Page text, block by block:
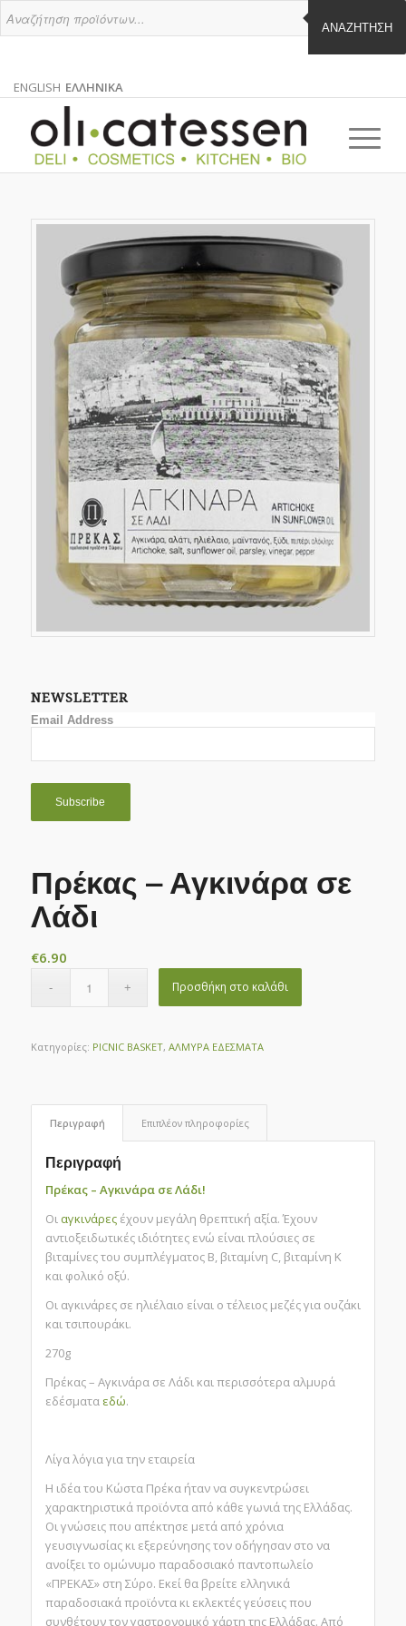
ΑΝΑΖΉΤΗΣΗ
ENGLISH
ΑΓΓΛΙΚΑ
ΕΛΛΗΝΙΚΑ
ΕΛΛΗΝΙΚΑ
EL
NEWSLETTER
Email Address
Πρέκας – Αγκινάρα σε
Λάδι
€6.90
Προσθήκη στο καλάθι
Κατηγορίες: PICNIC BASKET, ΑΛΜΥΡΑ ΕΔΕΣΜΑΤΑ
Περιγραφή Επιπλέον πληροφορίες
Περιγραφή
Πρέκας – Αγκινάρα σε Λάδι!
Οι αγκινάρεςέχουν μεγάλη θρεπτική αξία. Έχουν
αντιοξειδωτικές ιδιότητες ενώ είναι πλούσιες σε
βιταμίνες του συμπλέγματος Β, βιταμίνη C, βιταμίνη K
και φολικό οξύ.
Οι αγκινάρες σε ηλιέλαιο είναι ο τέλειος μεζές για ουζάκι
και τσιπουράκι.
270g
Πρέκας – Αγκινάρα σε Λάδι και περισσότερα αλμυρά
εδέσματα εδώ.
Λίγα λόγια για την εταιρεία
Η ιδέα του Κώστα Πρέκα ήταν να συγκεντρώσει
χαρακτηριστικά προϊόντα από κάθε γωνιά της Ελλάδας.
Οι γνώσεις που απέκτησε μετά από χρόνια
γευσιγνωσίας κι εξερεύνησης τον οδήγησαν στο να
ανοίξει το ομώνυμο παραδοσιακό παντοπωλείο
«ΠΡΕΚΑΣ» στη Σύρο. Εκεί θα βρείτε ελληνικά
παραδοσιακά προϊόντα κι εκλεκτές γεύσεις που
συνθέτουν τον γαστρονομικό χάρτη της Ελλάδας. Από